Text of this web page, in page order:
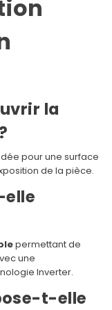
la
pour une surface
de la pièce.
elle
permettant de
une
Inverter.
t-elle